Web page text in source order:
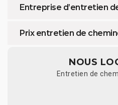
Entreprise d’entretien
Prix entretien de
NOUS
Entretien de